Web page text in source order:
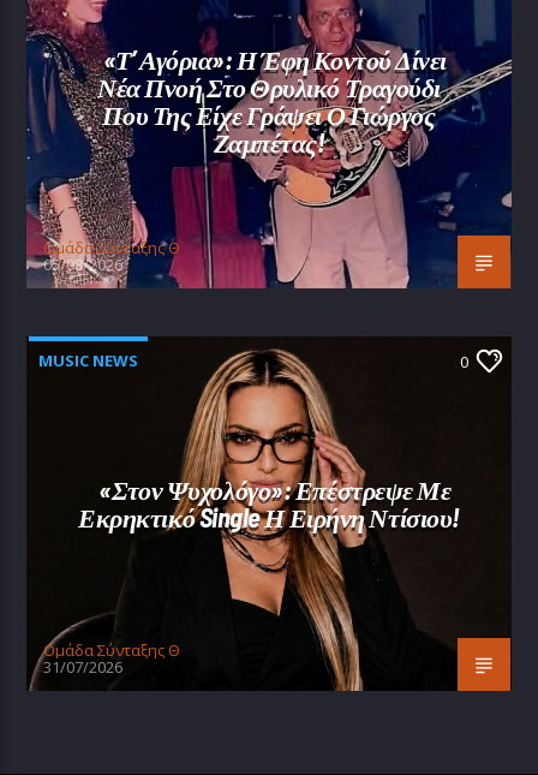
«Τ’ Αγόρια»: Η Έφη Κοντού Δίνει
Νέα Πνοή Στο Θρυλικό Τραγούδι
Που Της Είχε Γράψει Ο Γιώργος
Ζαμπέτας!
Oμάδα Σύνταξης Θ
05/08/2026
MUSIC NEWS 0
«Στον Ψυχολόγο»: Επέστρεψε Με
Εκρηκτικό Single Η Ειρήνη Ντίσιου!
Oμάδα Σύνταξης Θ
31/07/2026